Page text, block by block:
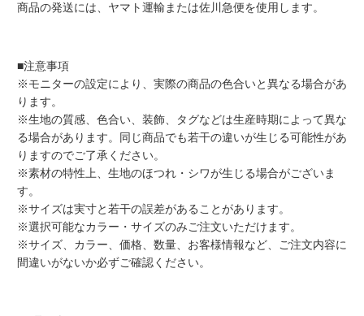
商品の発送には、ヤマト運輸または佐川急便を使用します。
■注意事項
※モニターの設定により、実際の商品の色合いと異なる場合があ
ります。
※生地の質感、色合い、装飾、タグなどは生産時期によって異な
る場合があります。同じ商品でも若干の違いが生じる可能性があ
りますのでご了承ください。
※素材の特性上、生地のほつれ・シワが生じる場合がございま
す。
※サイズは実寸と若干の誤差があることがあります。
※選択可能なカラー・サイズのみご注文いただけます。
※サイズ、カラー、価格、数量、お客様情報など、ご注文内容に
間違いがないか必ずご確認ください。